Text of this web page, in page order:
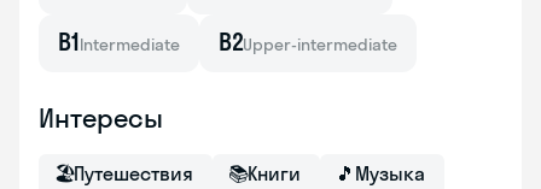
B1Intermediate B2Upper-intermediate
Интересы
🏖Путешествия 📚Книги 🎵 Музыка